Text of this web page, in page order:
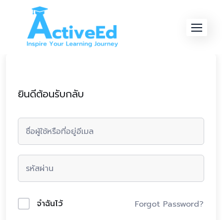
content
ยินดีต้อนรับกลับ
จำฉันไว้ Forgot Password?